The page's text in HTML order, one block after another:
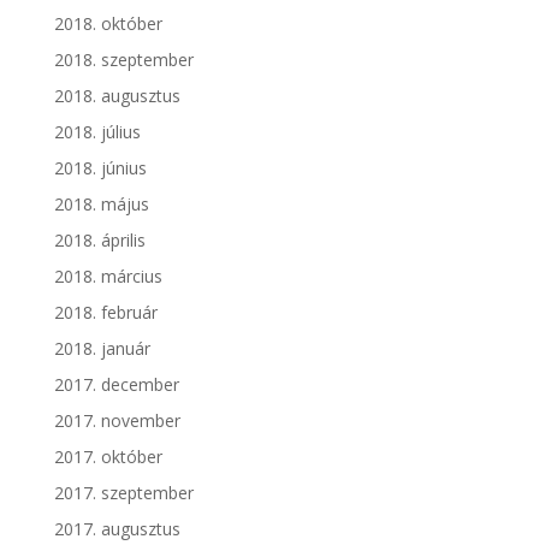
2018. október
2018. szeptember
2018. augusztus
2018. július
2018. június
2018. május
2018. április
2018. március
2018. február
2018. január
2017. december
2017. november
2017. október
2017. szeptember
2017. augusztus